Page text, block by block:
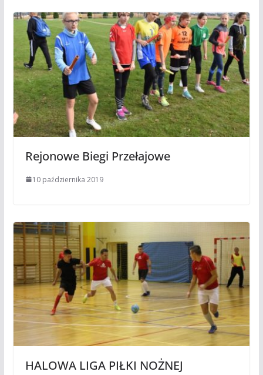
Rejonowe Biegi Przełajowe
10 października 2019
HALOWA LIGA PIŁKI NOŻNEJ